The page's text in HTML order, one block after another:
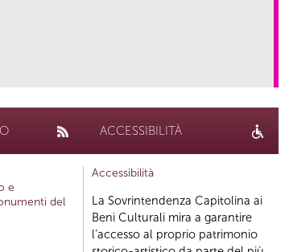
e
del
ACCESSIBILITÀ
Accessibilità
La Sovrintendenza Capitolina ai
Beni Culturali mira a garantire
l’accesso al proprio patrimonio